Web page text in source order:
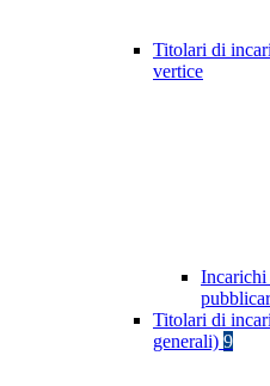
Titolari di
vertice
Incarichi
Titolari di
generali) 9